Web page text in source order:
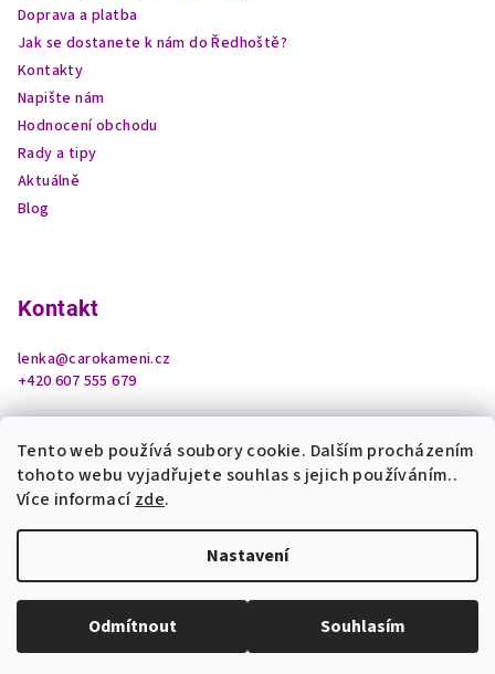
Tento web používá soubory cookie. Dalším procházením
tohoto webu vyjadřujete souhlas s jejich používáním..
Více informacízde.
Nastavení
Odmítnout Souhlasím
Doprava a platba
Jak se dostanete k nám do Ředhoště?
Kontakty
Napište nám
Hodnocení obchodu
Rady a tipy
Aktuálně
Blog
Kontakt
lenka@carokameni.cz
+420 607 555 679
Upravit nastavení cookies
Vytvořil Shoptet
Odemknout tajemství krystalů a bonus pro Vás